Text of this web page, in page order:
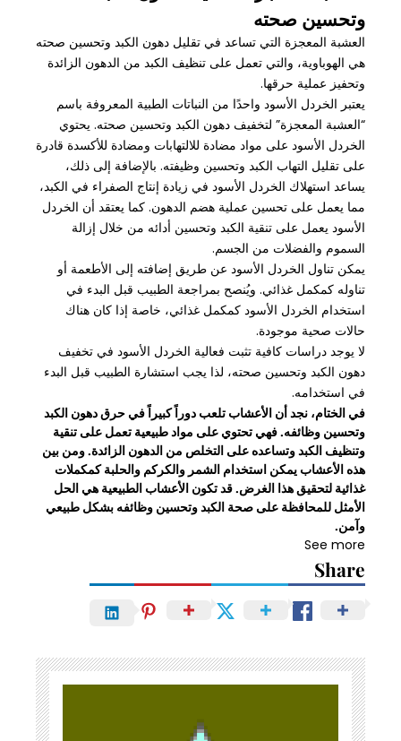
وتحسين صحته
العشبة المعجزة التي تساعد في تقليل دهون الكبد وتحسين صحته
هي الهوباوية، والتي تعمل على تنظيف الكبد من الدهون الزائدة
وتحفيز عملية حرقها.
يعتبر الخردل الأسود واحدًا من النباتات الطبية المعروفة باسم
“العشبة المعجزة” لتخفيف دهون الكبد وتحسين صحته. يحتوي
الخردل الأسود على مواد مضادة للالتهابات ومضادة للأكسدة قادرة
على تقليل التهاب الكبد وتحسين وظيفته. بالإضافة إلى ذلك،
يساعد استهلاك الخردل الأسود في زيادة إنتاج الصفراء في الكبد،
مما يعمل على تحسين عملية هضم الدهون. كما يعتقد أن الخردل
الأسود يعمل على تنقية الكبد وتحسين أدائه من خلال إزالة
السموم والفضلات من الجسم.
يمكن تناول الخردل الأسود عن طريق إضافته إلى الأطعمة أو
تناوله كمكمل غذائي. ويُنصح بمراجعة الطبيب قبل البدء في
استخدام الخردل الأسود كمكمل غذائي، خاصة إذا كان هناك
حالات صحية موجودة.
لا يوجد دراسات كافية تثبت فعالية الخردل الأسود في تخفيف
دهون الكبد وتحسين صحته، لذا يجب استشارة الطبيب قبل البدء
في استخدامه.
في الختام، نجد أن الأعشاب تلعب دوراً كبيراً في حرق دهون الكبد
وتحسين وظائفه. فهي تحتوي على مواد طبيعية تعمل على تنقية
وتنظيف الكبد وتساعده على التخلص من الدهون الزائدة. ومن بين
هذه الأعشاب يمكن استخدام الشمر والكركم والحلبة كمكملات
غذائية لتحقيق هذا الغرض. قد تكون الأعشاب الطبيعية هي الحل
الأمثل للمحافظة على صحة الكبد وتحسين وظائفه بشكل طبيعي
وآمن.
See more
Share